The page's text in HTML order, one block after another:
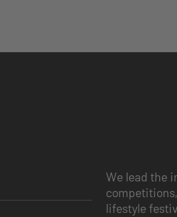
We lead the
lifestyle